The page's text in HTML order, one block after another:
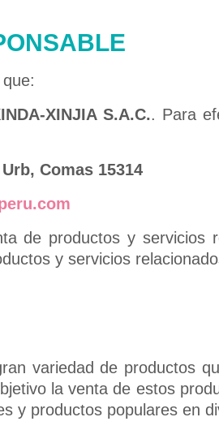
XINJIA S.A.C.. Para
Comas 15314
de productos y servicios
y servicios
variedad de productos
la venta de estos
y productos populares en